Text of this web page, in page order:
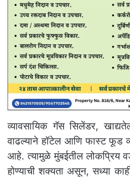
व्यावसायिक गॅस सिलेंडर,
वाढल्याने हॉटेल आणि फास्ट फूड
आहे. त्यामुळे मुंबईतील लोकप्रिय
होण्याची शक्यता असून, सध्या